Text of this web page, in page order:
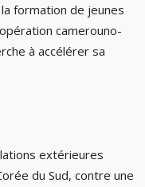
formation de jeunes
camerouno-
à accélérer sa
extérieures
du Sud, contre une